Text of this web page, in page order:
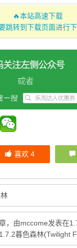
🔥本站高速下载
跳转到下载页面进行下
喜欢4
，由mccome发表在
暮色森林(Twilight